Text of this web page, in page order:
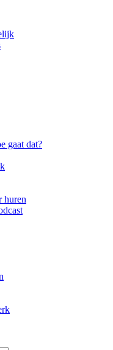
gaat dat?
huren